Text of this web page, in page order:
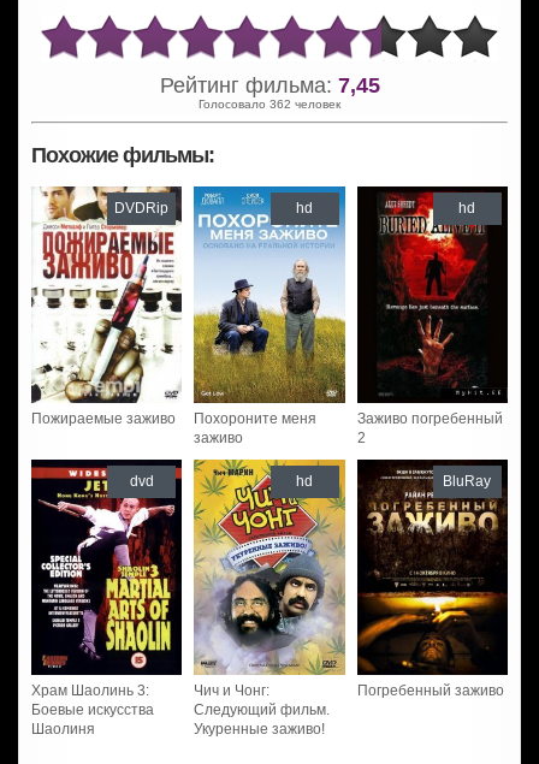
Рейтинг фильма: 7,45
Голосовало 362 человек
Похожие фильмы:
Пожираемые заживо
DVDRip
Похороните меня
заживо
hd
Заживо погребенный
2
hd
Храм Шаолинь 3:
Боевые искусства
Шаолиня
dvd
Чич и Чонг:
Следующий фильм.
Укуренные заживо!
hd
Погребенный заживо
BluRay